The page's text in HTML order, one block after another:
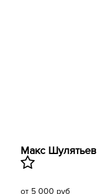
Макс Шулятьев
от 5 000 руб